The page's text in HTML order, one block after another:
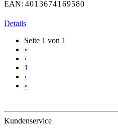
EAN: 4013674169580
Details
Seite 1 von 1
«
‹
1
›
»
Kundenservice